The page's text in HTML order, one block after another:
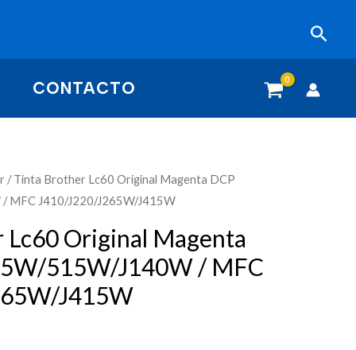
CONTACTO
/ Tinta Brother Lc60 Original Magenta DCP
MFC J410/J220/J265W/J415W
Original Magenta
515W/J140W / MFC
J415W